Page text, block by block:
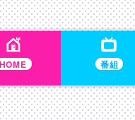
HOME 番組